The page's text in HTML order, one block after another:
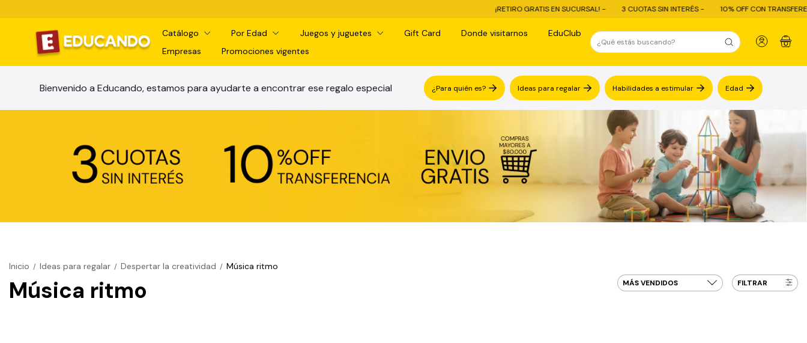
¡RETIRO GRATIS EN SUCURSAL! - 3 CUOTAS SIN INTERÉS - 10% OFF CON TRANSFERENCIA - ENVÍO
Catálogo Por Edad Juegos y juguetes Gift Card Donde visitarnos
EduClub
Empresas
Promociones vigentes
0
Bienvenido a Educando, estamos para ayudarte a encontrar ese regalo especial ¿Para quién es? Ideas para regalar Habilidades a estimular Edad
Inicio / Ideas para regalar / Despertar la creatividad / Música ritmo
Música ritmo FILTRAR